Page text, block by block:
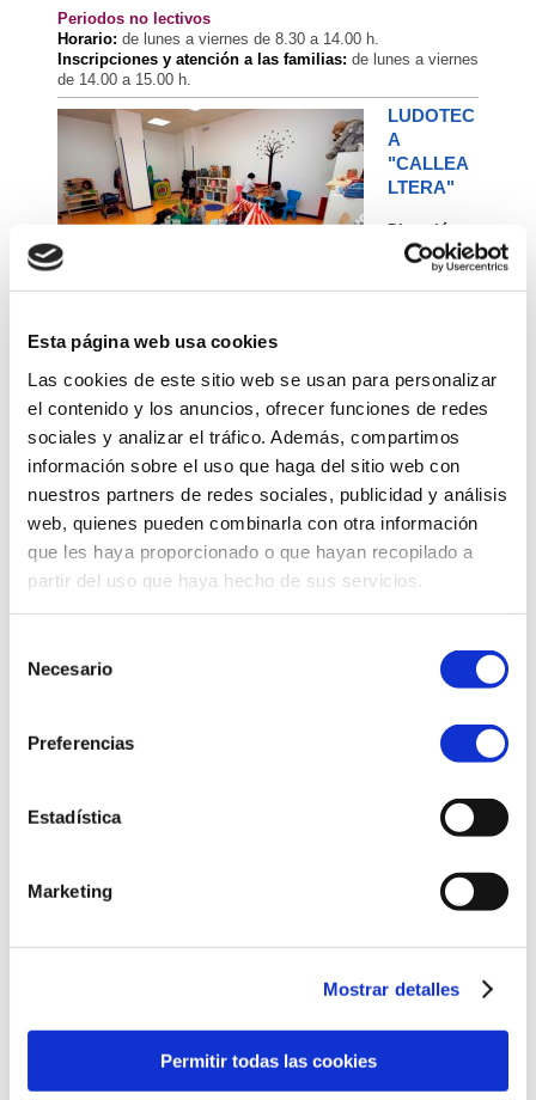
Esta página web usa cookies
Las cookies de este sitio web se usan para personalizar
el contenido y los anuncios, ofrecer funciones de redes
sociales y analizar el tráfico. Además, compartimos
información sobre el uso que haga del sitio web con
nuestros partners de redes sociales, publicidad y análisis
web, quienes pueden combinarla con otra información
que les haya proporcionado o que hayan recopilado a
partir del uso que haya hecho de sus servicios.
Necesario
Preferencias
Estadística
Marketing
Mostrar detalles
Permitir todas las cookies
Periodos no lectivos
Horario: de lunes a viernes de 8.30 a 14.00 h.
Inscripciones y atención a las familias: de lunes a viernes
de 14.00 a 15.00 h.
LUDOTEC
A
"CALLEA
LTERA"
Dirección:
Pza. de los
Derechos
Humanos
Callealtero)
CÓMO LLEGAR
Teléfono: 942 203 049
e-mail:
ludotecaalta@santander.es
Periodos lectivos
Horario:lunes, miércoles y viernes de 16:30 a 20:00h
Inscripciones y atención a las familias:lunes, miércoles y
viernes de 15:30 a 16:30h.
Periodos no lectivos
de lunes a viernes
de 14.00 a 15.00 h.
LUDOTECA
"TABACALE
C/
Tabacalera)CÓ
MO LLEGAR
203 078